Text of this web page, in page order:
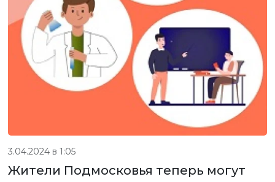
Жители Подмосковья теперь могут
3.04.2024 в 1:05